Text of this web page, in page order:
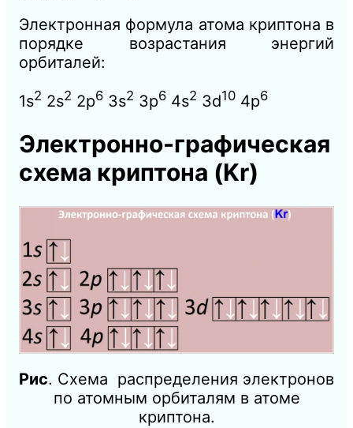
Электронная формула атома криптона в
порядке возрастания энергий
орбиталей:
1s2 2s2 2p6 3s2 3p6 4s2 3d10 4p6
Электронно-графическая
схема криптона (Kr)
Рис. Схема распределения электронов
по атомным орбиталям в атоме
криптона.